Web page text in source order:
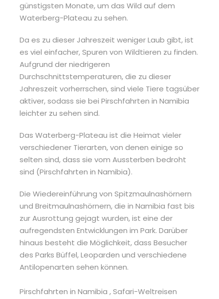
günstigsten Monate, um das Wild auf dem
Waterberg-Plateau zu sehen.
Da es zu dieser Jahreszeit weniger Laub gibt, ist
es viel einfacher, Spuren von Wildtieren zu finden.
Aufgrund der niedrigeren
Durchschnittstemperaturen, die zu dieser
Jahreszeit vorherrschen, sind viele Tiere tagsüber
aktiver, sodass sie bei Pirschfahrten in Namibia
leichter zu sehen sind.
Das Waterberg-Plateau ist die Heimat vieler
verschiedener Tierarten, von denen einige so
selten sind, dass sie vom Aussterben bedroht
sind (Pirschfahrten in Namibia).
Die Wiedereinführung von Spitzmaulnashörnern
und Breitmaulnashörnern, die in Namibia fast bis
zur Ausrottung gejagt wurden, ist eine der
aufregendsten Entwicklungen im Park. Darüber
hinaus besteht die Möglichkeit, dass Besucher
des Parks Büffel, Leoparden und verschiedene
Antilopenarten sehen können.